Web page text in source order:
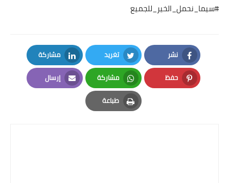
#سيما_نحمل_الخير_للجميع
نشر
Facebook
تغريد
Twitter
مشاركة
LinkedIn
حفظ
Pinterest
مشاركة
Whatsapp
إرسال
Email
طباعة
Print